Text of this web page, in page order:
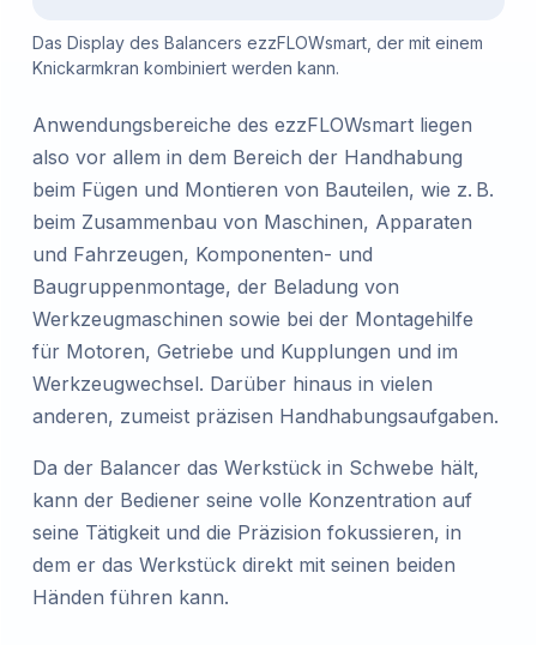
Das Display des Balancers ezzFLOWsmart, der mit einem
Knickarmkran kombiniert werden kann.
Anwendungsbereiche des ezzFLOWsmart liegen
also vor allem in dem Bereich der Handhabung
beim Fügen und Montieren von Bauteilen, wie z. B.
beim Zusammenbau von Maschinen, Apparaten
und Fahrzeugen, Komponenten- und
Baugruppenmontage, der Beladung von
Werkzeugmaschinen sowie bei der Montagehilfe
für Motoren, Getriebe und Kupplungen und im
Werkzeugwechsel. Darüber hinaus in vielen
anderen, zumeist präzisen Handhabungsaufgaben.
Da der Balancer das Werkstück in Schwebe hält,
kann der Bediener seine volle Konzentration auf
seine Tätigkeit und die Präzision fokussieren, in
dem er das Werkstück direkt mit seinen beiden
Händen führen kann.